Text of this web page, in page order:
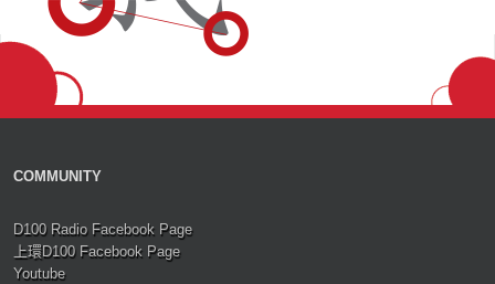
COMMUNITY
D100 Radio Facebook Page
上環D100 Facebook Page
Youtube